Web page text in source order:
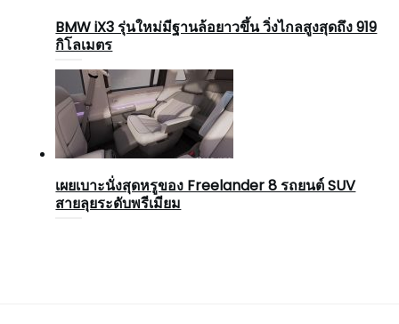
BMW iX3 รุ่นใหม่มีฐานล้อยาวขึ้น วิ่งไกลสูงสุดถึง 919
กิโลเมตร
เผยเบาะนั่งสุดหรูของ Freelander 8 รถยนต์ SUV
สายลุยระดับพรีเมียม